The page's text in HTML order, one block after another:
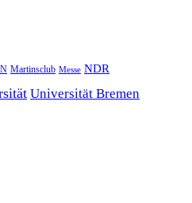
Martinsclub Messe NDR
Universität Bremen